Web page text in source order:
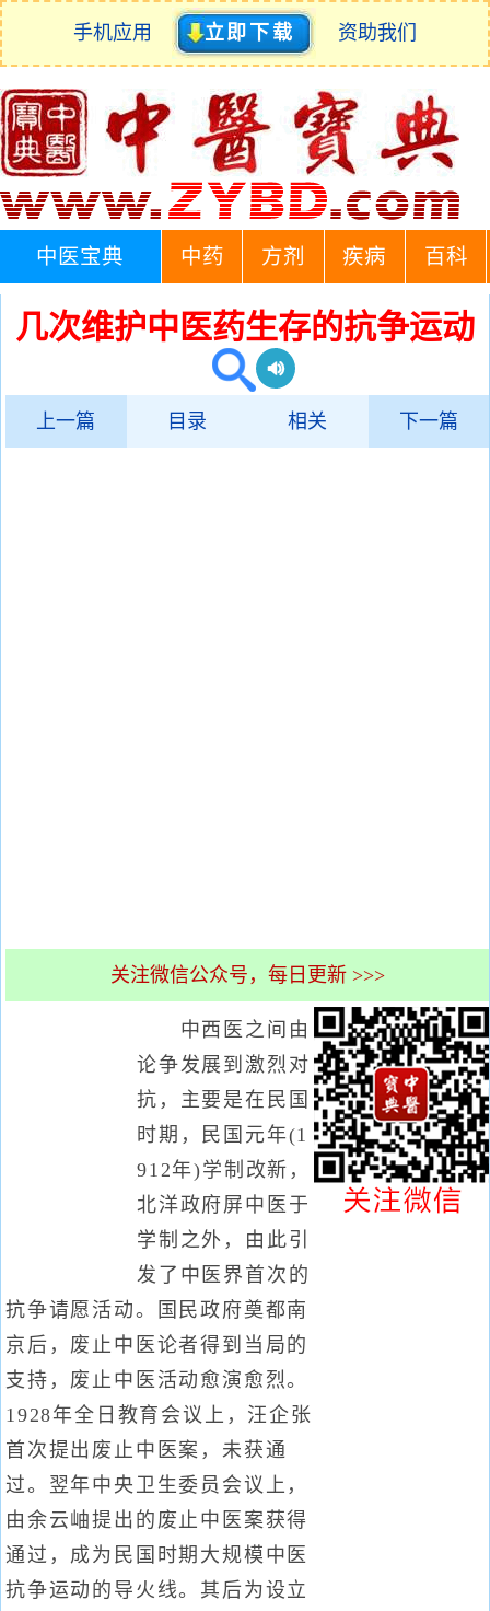
手机应用 立即下载 资助我们
中医宝典 中药 方剂 疾病 百科
几次维护中医药生存的抗争运动
上一篇 目录 相关 下一篇
关注微信公众号，每日更新 >>>
中西医之间由
论争发展到激烈对
抗，主要是在民国
时期，民国元年(1
912年)学制改新，
北洋政府屏中医于
学制之外，由此引
发了中医界首次的
抗争请愿活动。国民政府奠都南
京后，废止中医论者得到当局的
支持，废止中医活动愈演愈烈。
1928年全日教育会议上，汪企张
首次提出废止中医案，未获通
过。翌年中央卫生委员会议上，
由余云岫提出的废止中医案获得
通过，成为民国时期大规模中医
抗争运动的导火线。其后为设立